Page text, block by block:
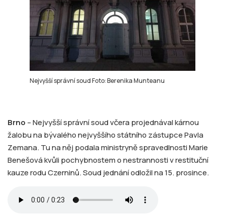
Nejvyšší správní soud Foto: Berenika Munteanu
Brno – Nejvyšší správní soud včera projednával kárnou
žalobu na bývalého nejvyššího státního zástupce Pavla
Zemana. Tu na něj podala ministryně spravedlnosti Marie
Benešová kvůli pochybnostem o nestrannosti v restituční
kauze rodu Czerninů. Soud jednání odložil na 15. prosince.